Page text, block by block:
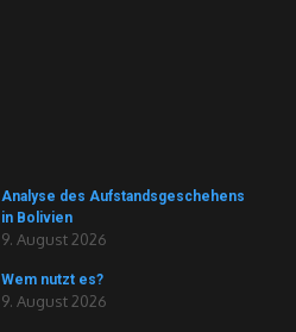
Analyse des Aufstandsgeschehens
in Bolivien
9. August 2026
Wem nutzt es?
9. August 2026